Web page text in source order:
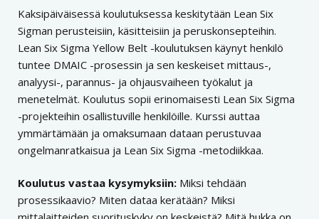
Kaksipäiväisessä koulutuksessa keskitytään Lean Six
Sigman perusteisiin, käsitteisiin ja peruskonsepteihin.
Lean Six Sigma Yellow Belt -koulutuksen käynyt henkilö
tuntee DMAIC -prosessin ja sen keskeiset mittaus-,
analyysi-, parannus- ja ohjausvaiheen työkalut ja
menetelmät. Koulutus sopii erinomaisesti Lean Six Sigma
-projekteihin osallistuville henkilöille. Kurssi auttaa
ymmärtämään ja omaksumaan dataan perustuvaa
ongelmanratkaisua ja Lean Six Sigma -metodiikkaa.
Koulutus vastaa kysymyksiin: Miksi tehdään
prosessikaavio? Miten dataa kerätään? Miksi